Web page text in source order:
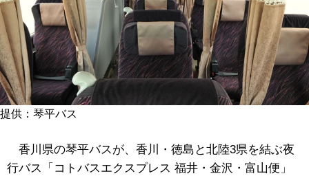
提供：琴平バス
香川県の琴平バスが、香川・徳島と北陸3県を結ぶ夜
行バス「コトバスエクスプレス 福井・金沢・富山便」